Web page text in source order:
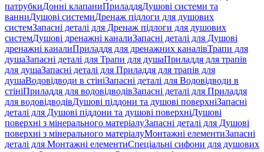
патрубкиДонні клапаниПриладдяДушові системи та
ванниДушові системиДренаж підлоги для душових
системЗапасні деталі для Дренаж підлоги для душових
системДушові дренажні каналиЗапасні деталі для Душові
дренажні каналиПриладдя для дренажних каналівТрапи для
душаЗапасні деталі для Трапи для душаПриладдя для трапів
для душаЗапасні деталі для Приладдя для трапів для
душаВодовідводи в стініЗапасні деталі для Водовідводи в
стініПриладдя для водовідводівЗапасні деталі для Приладдя
для водовідводівДушові піддони та душові поверхніЗапасні
деталі для Душові піддони та душові поверхніДушові
поверхні з мінерального матеріалуЗапасні деталі для Душові
поверхні з мінерального матеріалуМонтажні елементиЗапасні
деталі для Монтажні елементиСпеціальні сифони для душових